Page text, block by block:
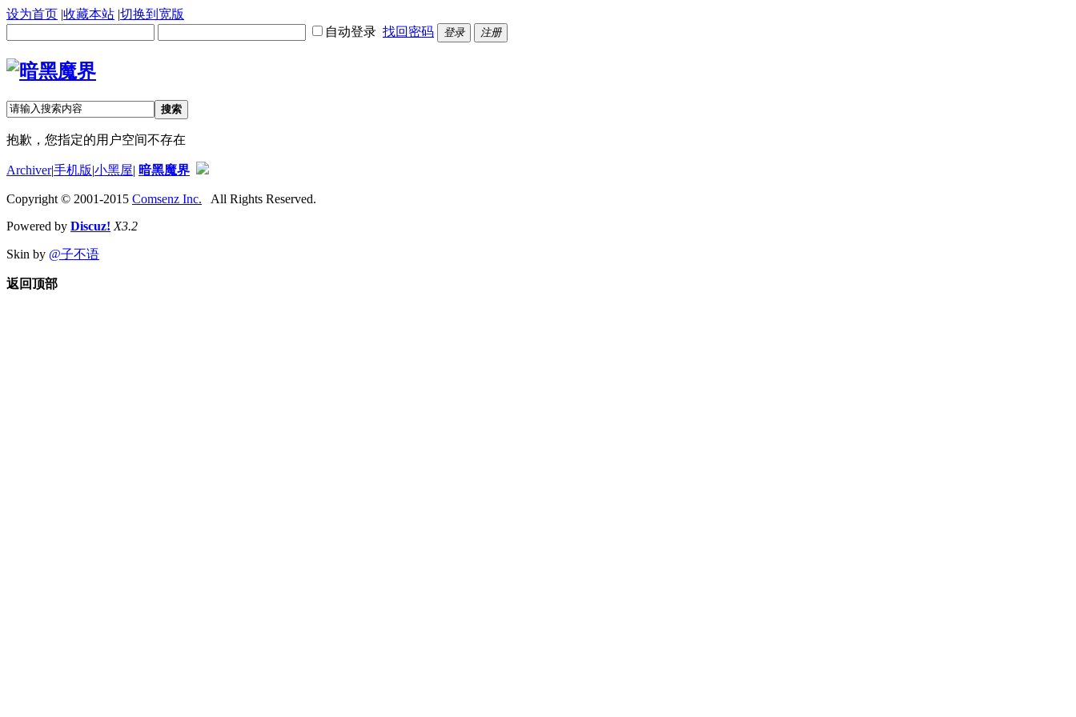
设为首页 |收藏本站 |切换到宽版
自动登录 找回密码 登录 注册
搜索
抱歉，您指定的用户空间不存在
Archiver|手机版|小黑屋| 暗黑魔界
Copyright © 2001-2015 Comsenz Inc. All Rights Reserved.
Powered by Discuz! X3.2
Skin by @子不语
返回顶部